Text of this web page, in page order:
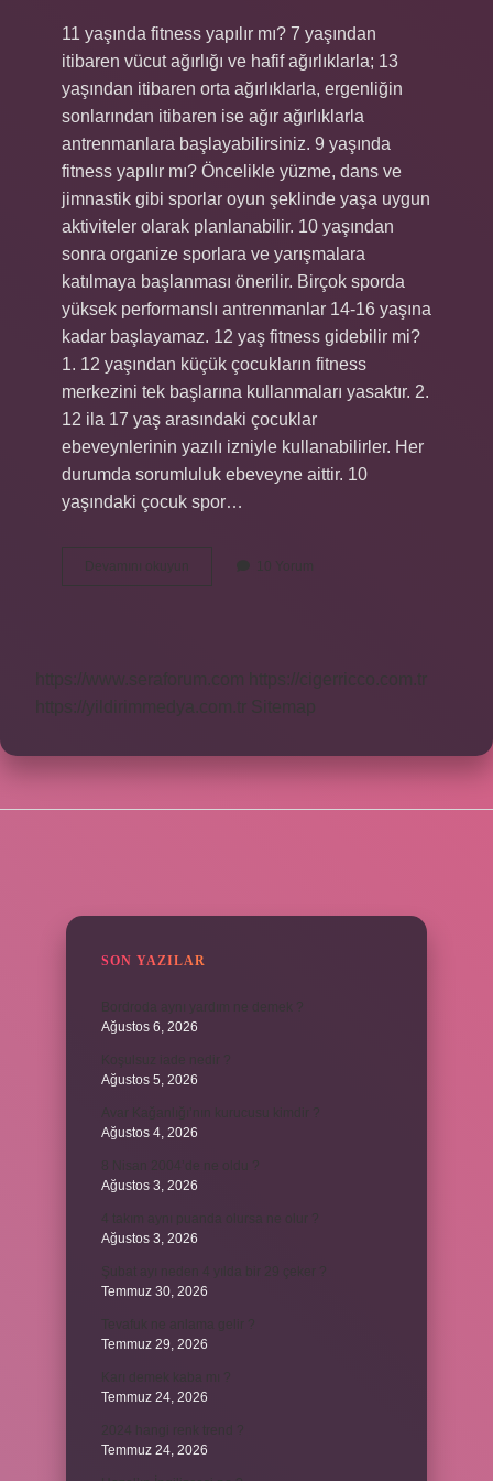
11 yaşında fitness yapılır mı? 7 yaşından
itibaren vücut ağırlığı ve hafif ağırlıklarla; 13
yaşından itibaren orta ağırlıklarla, ergenliğin
sonlarından itibaren ise ağır ağırlıklarla
antrenmanlara başlayabilirsiniz. 9 yaşında
fitness yapılır mı? Öncelikle yüzme, dans ve
jimnastik gibi sporlar oyun şeklinde yaşa uygun
aktiviteler olarak planlanabilir. 10 yaşından
sonra organize sporlara ve yarışmalara
katılmaya başlanması önerilir. Birçok sporda
yüksek performanslı antrenmanlar 14-16 yaşına
kadar başlayamaz. 12 yaş fitness gidebilir mi?
1. 12 yaşından küçük çocukların fitness
merkezini tek başlarına kullanmaları yasaktır. 2.
12 ila 17 yaş arasındaki çocuklar
ebeveynlerinin yazılı izniyle kullanabilirler. Her
durumda sorumluluk ebeveyne aittir. 10
yaşındaki çocuk spor…
Devamını okuyun
Çocuklar
Kaç
10 Yorum
https://www.seraforum.com
https://cigerricco.com.tr
https://yildirimmedya.com.tr Sitemap
SON YAZILAR
Ağustos 6, 2026
Ağustos 5, 2026
Ağustos 4, 2026
Ağustos 3, 2026
Ağustos 3, 2026
Temmuz 30, 2026
Temmuz 29, 2026
Temmuz 24, 2026
Temmuz 24, 2026